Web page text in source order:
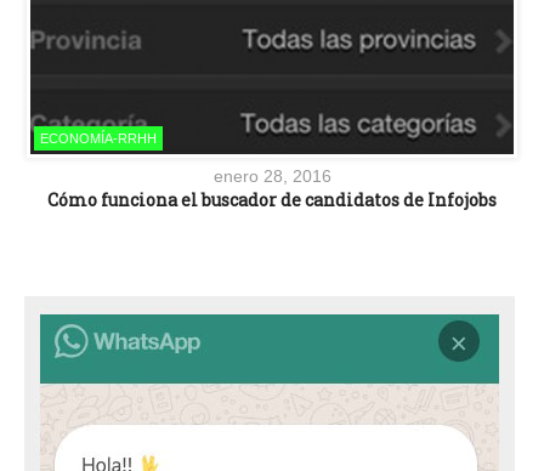
ECONOMÍA-RRHH
enero 28, 2016
Cómo funciona el buscador de candidatos de Infojobs